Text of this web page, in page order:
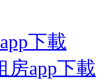
下載
房app下載